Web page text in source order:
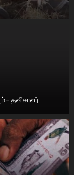
தவிசாளர்